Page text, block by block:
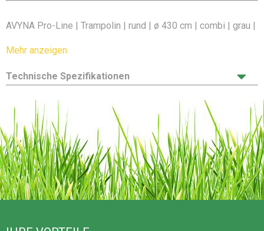
AVYNA Pro-Line | Trampolin | rund | ø 430 cm | combi | grau |
Avyna Pro-Line 14 ø430cm + Royal Class
Sicherheitsnetz & Leiter - grau
Avyna-Trampoline werden seit Jahrzehnten aus bestem
taiwanesischem Stahl hergestellt und in ihrer Fabrik in
Vietnam produziert. Die Trampoline sind sicher und von
höchster Qualität, sie erfüllen alle Sicherheitsanforderungen
und sind als die Besten getestet worden.
Der schwere Stahl ist doppelt verzinkt, so dass ein Rosten
Mehr anzeigen
Technische Spezifikationen